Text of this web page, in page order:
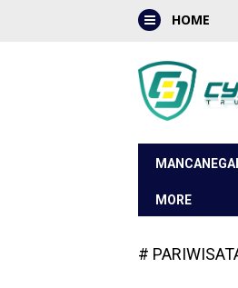
HOME
MORE
#